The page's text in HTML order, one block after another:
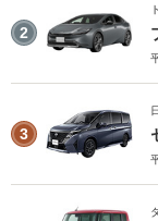
2
3